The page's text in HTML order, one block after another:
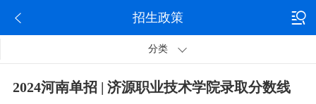
招生政策
分类
2024河南单招 | 济源职业技术学院录取分数线